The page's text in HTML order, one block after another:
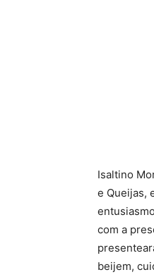
Isaltino
e Queijas,
com a
beijem,